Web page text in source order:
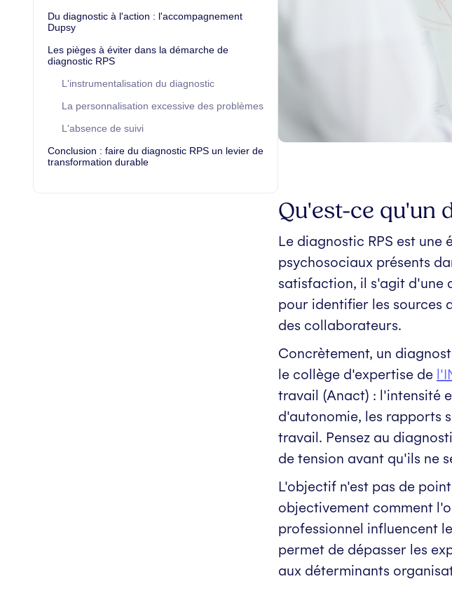
Du diagnostic à l'action : l'accompagnement
Dupsy
Les pièges à éviter dans la démarche de
diagnostic RPS
L'instrumentalisation du diagnostic
La personnalisation excessive des problèmes
L'absence de suivi
Conclusion : faire du diagnostic RPS un levier de
transformation durable
Qu'est-ce qu'un
Le diagnostic RPS est
psychosociaux présents
satisfaction, il s'agit d'une
pour identifier les sources
des collaborateurs.
Concrètement, un
le collège d'expertise de
travail (Anact) : l'intensité
d'autonomie, les rapports
travail. Pensez au
de tension avant qu'ils ne
L'objectif n'est pas de
objectivement comment
professionnel influencent
permet de dépasser les
aux déterminants